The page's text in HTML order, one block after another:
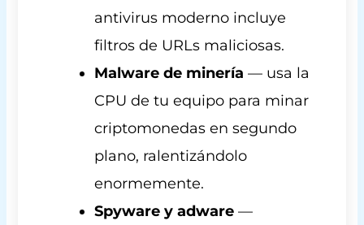
antivirus moderno incluye
filtros de URLs maliciosas.
Malware de minería — usa la
CPU de tu equipo para minar
criptomonedas en segundo
plano, ralentizándolo
enormemente.
Spyware y adware —